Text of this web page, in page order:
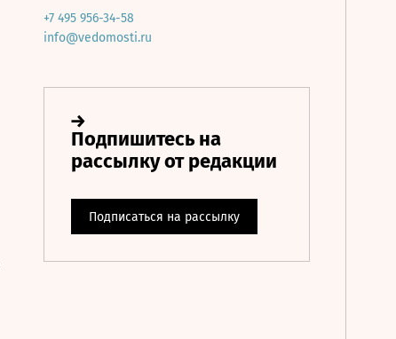
+7 495 956-34-58
info@vedomosti.ru